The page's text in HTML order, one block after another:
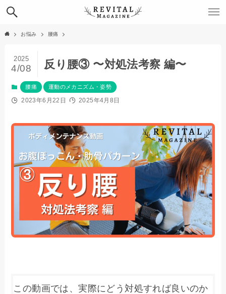
お悩み 腰痛
反り腰③ 〜対処法考察 編〜
2025
4/08
腰痛 運動のメカニズム・姿勢
2023年6月22日 2025年4月8日
この動画では、実際にどう対処すれば良いのか